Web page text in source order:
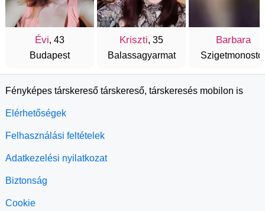
Évi, 43
Budapest
Kriszti, 35
Balassagyarmat
Barbara
Fényképes társkereső társkereső, társkeresés mobilon is
Elérhetőségek
Felhasználási feltételek
Adatkezelési nyilatkozat
Biztonság
Cookie